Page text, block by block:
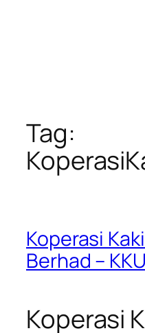
Tag:
Koperasi
Berhad –
Koperasi